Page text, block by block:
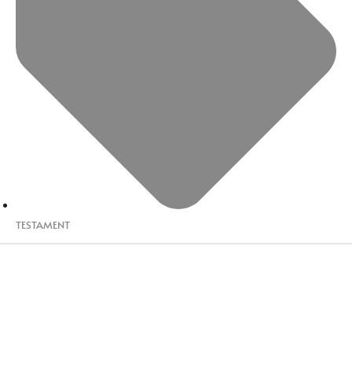
TESTAMENT